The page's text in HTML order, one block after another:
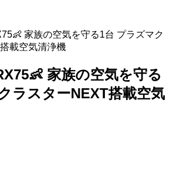
家族の空気を守る1台 プラズマク
載空気清浄機
家族の空気を守る
ラスターNEXT搭載空気